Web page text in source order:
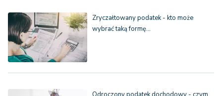
Zryczałtowany podatek - kto może
wybrać taką formę…